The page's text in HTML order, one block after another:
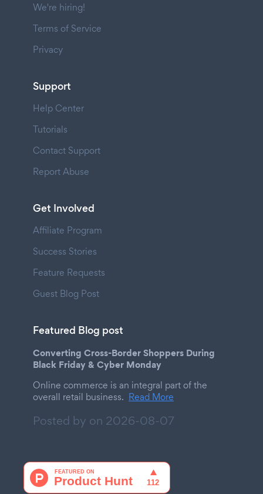
We're hiring!
Terms of Service
Privacy
Support
Help Center
Tutorials
Contact Support
Report Abuse
Get Involved
Affiliate Program
Success Stories
Feature Requests
Guest Blog Post
Featured Blog post
Converting Cross-Border Shoppers During
Black Friday & Cyber Monday
Online commerce is an integral part of the
overall retail business. Read More
Posted by on 2026-08-07